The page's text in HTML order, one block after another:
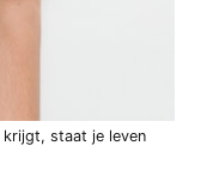
staat je leven